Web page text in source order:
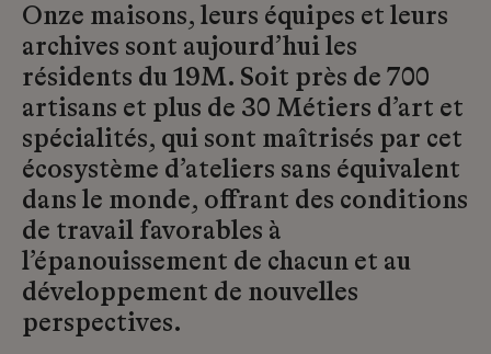
Onze maisons, leurs équipes et leurs
archives sont aujourd’hui les
résidents du 19M. Soit près de 700
artisans et plus de 30 Métiers d’art et
spécialités, qui sont maîtrisés par cet
écosystème d’ateliers sans équivalent
dans le monde, offrant des conditions
de travail favorables à
l’épanouissement de chacun et au
développement de nouvelles
perspectives.